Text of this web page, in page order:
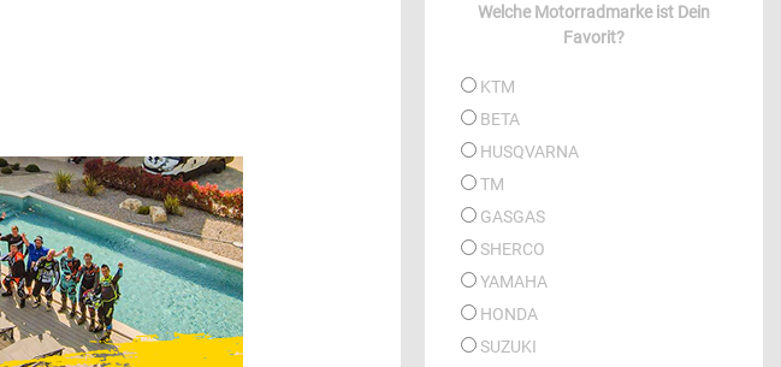
Welche Motorradmarke ist Dein
Favorit?
KTM
BETA
HUSQVARNA
TM
GASGAS
SHERCO
YAMAHA
HONDA
SUZUKI